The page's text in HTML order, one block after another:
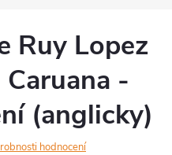
Ruy Lopez
-
(anglicky)
hodnocení